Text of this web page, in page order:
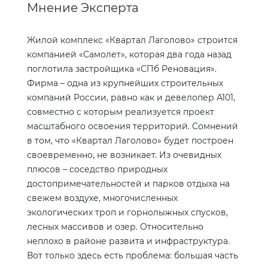
Мнение Эксперта
Жилой комплекс «Квартал Лаголово» строится
компанией «Самолет», которая два года назад
поглотила застройщика «СПб Реновация».
Фирма – одна из крупнейших строительных
компаний России, равно как и девелопер А101,
совместно с которым реализуется проект
масштабного освоения территорий. Сомнений
в том, что «Квартал Лаголово» будет построен
своевременно, не возникает. Из очевидных
плюсов – соседство природных
достопримечательностей и парков отдыха на
свежем воздухе, многочисленных
экологических троп и горнолыжных спусков,
лесных массивов и озер. Относительно
неплохо в районе развита и инфраструктура.
Вот только здесь есть проблема: большая часть